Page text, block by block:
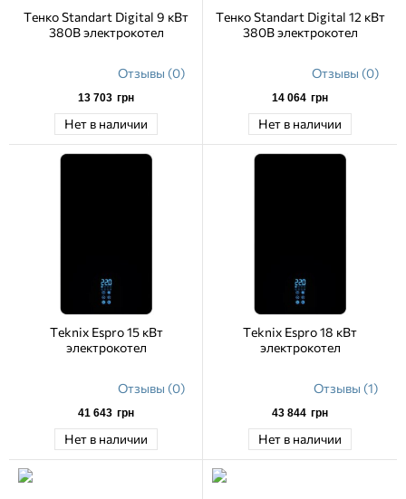
Тенко Standart Digital 9 кВт
380В электрокотел
Отзывы (0)
13 703 грн
Нет в наличии
Тенко Standart Digital 12 кВт
380В электрокотел
Отзывы (0)
14 064 грн
Нет в наличии
Teknix Espro 15 кВт
электрокотел
Отзывы (0)
41 643 грн
Нет в наличии
Teknix Espro 18 кВт
электрокотел
Отзывы (1)
43 844 грн
Нет в наличии